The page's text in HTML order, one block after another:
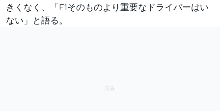
きくなく、「F1そのものより重要なドライバーはい
ない」と語る。